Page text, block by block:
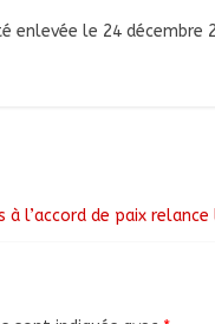
enlevée le 24 décembre
à l’accord de paix